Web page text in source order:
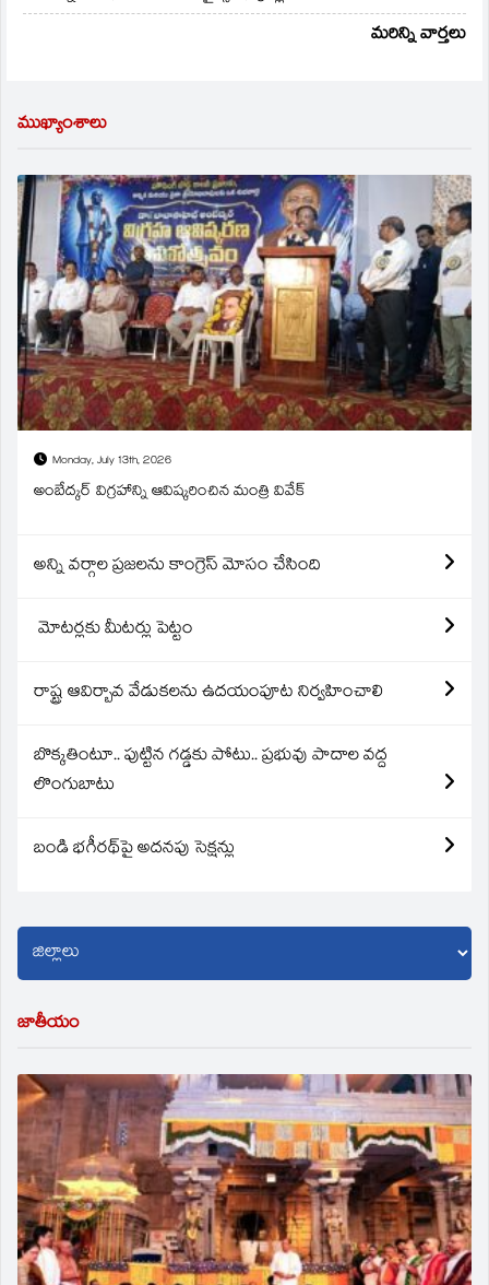
మరిన్ని వార్తలు
ముఖ్యాంశాలు
Monday, July 13th, 2026
అంబేద్కర్ విగ్రహాన్ని ఆవిష్కరించిన మంత్రి వివేక్
అన్ని వర్గాల ప్రజలను కాంగ్రెస్ మోసం చేసింది
మోటర్లకు మీటర్లు పెట్టం
రాష్ట్ర ఆవిర్బావ వేడుకలను ఉదయంపూట నిర్వహించాలి
బొక్కతింటూ.. పుట్టిన గడ్డకు పోటు.. ప్రభువు పాదాల వద్ద
లొంగుబాటు
బండి భగీరథ్‌పై అదనపు సెక్షన్లు
జాతీయం